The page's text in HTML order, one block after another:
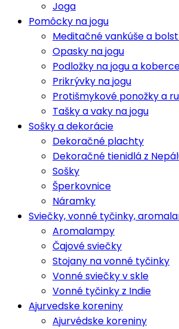
Joga
Pomôcky na jogu
Meditačné vankúše a
Opasky na jogu
Podložky na jogu a
Prikrývky na jogu
Protišmykové ponožky a
Tašky a vaky na jogu
Sošky a dekorácie
Dekoračné plachty
Dekoračné tienidlá z
Sošky
Šperkovnice
Náramky
Sviečky, vonné tyčinky,
Aromalampy
Čajové sviečky
Stojany na vonné tyčinky
Vonné sviečky v skle
Vonné tyčinky z Indie
Ajurvedske koreniny
Ajurvédske koreniny